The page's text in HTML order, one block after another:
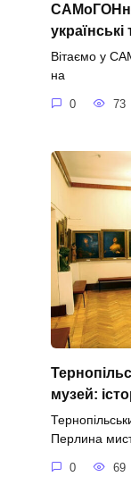
українські
Вітаємо у
на
0 73
музей:
Перлина
0 69